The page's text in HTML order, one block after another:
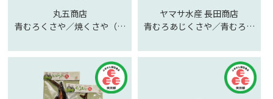
丸五商店
青むろくさや／焼くさや（素
ヤマサ水産 長田商店
青むろあじくさや／青むろ焼
くさや／飛魚塩干し／とびう
お燻製／青むろあじ燻製